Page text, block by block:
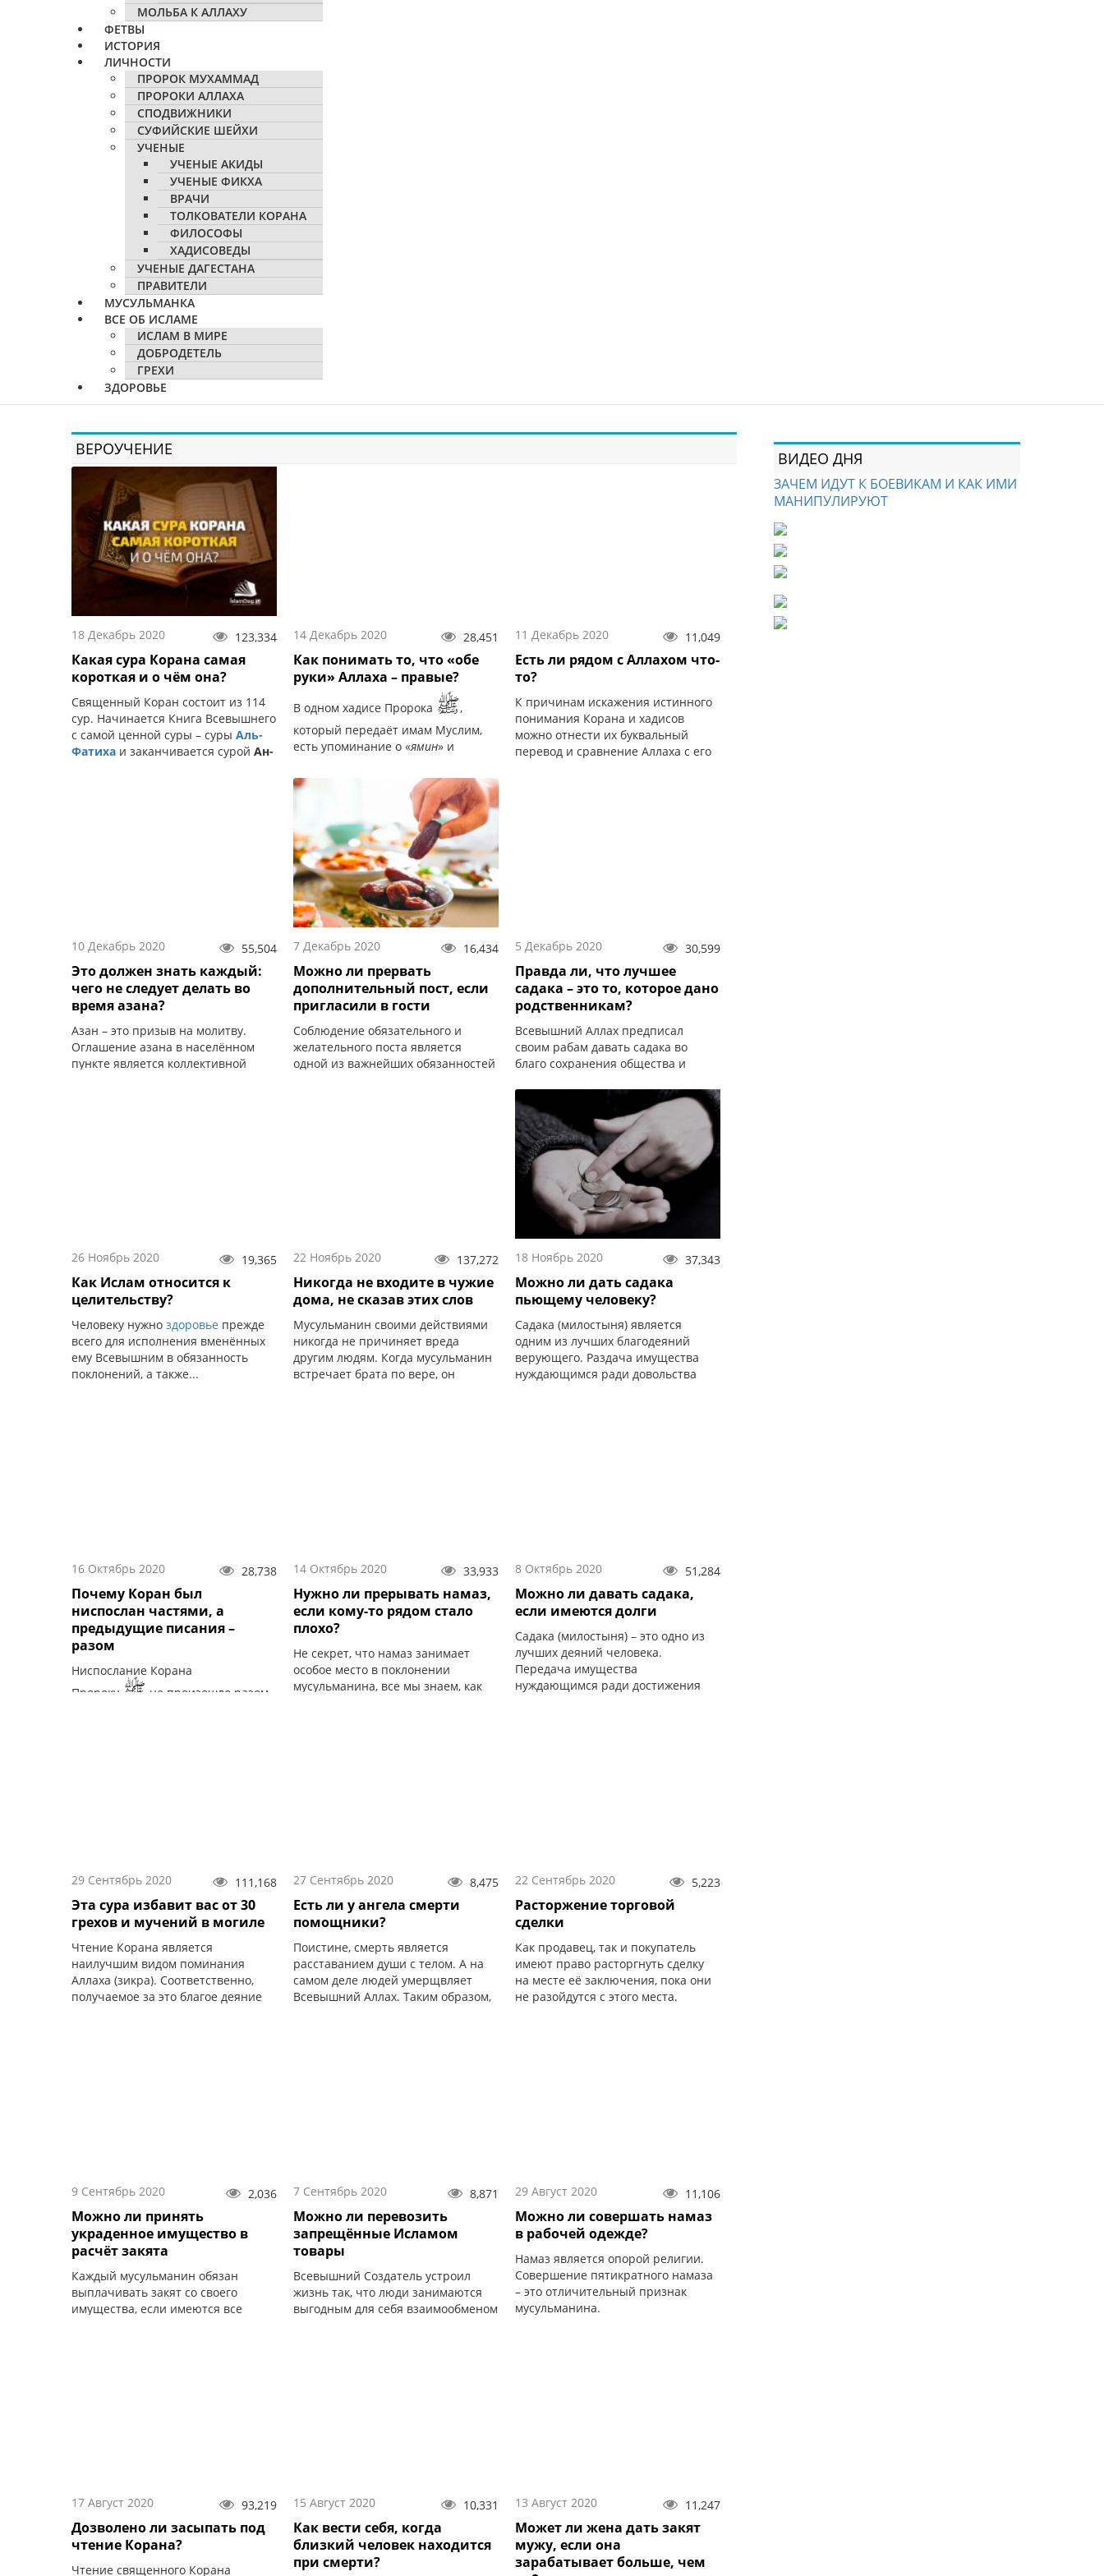
МОЛЬБА К АЛЛАХУ
ФЕТВЫ
ИСТОРИЯ
ЛИЧНОСТИ
ПРОРОК МУХАММАД
ПРОРОКИ АЛЛАХА
СПОДВИЖНИКИ
СУФИЙСКИЕ ШЕЙХИ
УЧЕНЫЕ
УЧЕНЫЕ АКИДЫ
УЧЕНЫЕ ФИКХА
ВРАЧИ
ТОЛКОВАТЕЛИ КОРАНА
ФИЛОСОФЫ
ХАДИСОВЕДЫ
УЧЕНЫЕ ДАГЕСТАНА
ПРАВИТЕЛИ
МУСУЛЬМАНКА
ВСЕ ОБ ИСЛАМЕ
ИСЛАМ В МИРЕ
ДОБРОДЕТЕЛЬ
ГРЕХИ
ЗДОРОВЬЕ
ВЕРОУЧЕНИЕ
18 Декабрь 2020 123,334
Какая сура Корана самая
короткая и о чём она?
Священный Коран состоит из 114
сур. Начинается Книга Всевышнего
с самой ценной суры – суры Аль-
Фатиха и заканчивается сурой Ан-
14 Декабрь 2020 28,451
Как понимать то, что «обе
руки» Аллаха – правые?
В одном хадисе Пророка ﷺ,
который передаёт имам Муслим,
есть упоминание о «ямин» и
11 Декабрь 2020 11,049
Есть ли рядом с Аллахом что-
то?
К причинам искажения истинного
понимания Корана и хадисов
можно отнести их буквальный
перевод и сравнение Аллаха с его
10 Декабрь 2020 55,504
Это должен знать каждый:
чего не следует делать во
время азана?
Азан – это призыв на молитву.
Оглашение азана в населённом
пункте является коллективной
7 Декабрь 2020 16,434
Можно ли прервать
дополнительный пост, если
пригласили в гости
Соблюдение обязательного и
желательного поста является
одной из важнейших обязанностей
5 Декабрь 2020 30,599
Правда ли, что лучшее
садака – это то, которое дано
родственникам?
Всевышний Аллах предписал
своим рабам давать садака во
благо сохранения общества и
26 Ноябрь 2020 19,365
Как Ислам относится к
целительству?
Человеку нужно здоровье прежде
всего для исполнения вменённых
ему Всевышним в обязанность
поклонений, а также...
22 Ноябрь 2020 137,272
Никогда не входите в чужие
дома, не сказав этих слов
Мусульманин своими действиями
никогда не причиняет вреда
другим людям. Когда мусульманин
встречает брата по вере, он
18 Ноябрь 2020 37,343
Можно ли дать садака
пьющему человеку?
Садака (милостыня) является
одним из лучших благодеяний
верующего. Раздача имущества
нуждающимся ради довольства
16 Октябрь 2020 28,738
Почему Коран был
ниспослан частями, а
предыдущие писания –
разом
Ниспослание Корана
Пророку ﷺ не произошло разом,
14 Октябрь 2020 33,933
Нужно ли прерывать намаз,
если кому-то рядом стало
плохо?
Не секрет, что намаз занимает
особое место в поклонении
мусульманина, все мы знаем, как
8 Октябрь 2020 51,284
Можно ли давать садака,
если имеются долги
Садака (милостыня) – это одно из
лучших деяний человека.
Передача имущества
нуждающимся ради достижения
29 Сентябрь 2020 111,168
Эта сура избавит вас от 30
грехов и мучений в могиле
Чтение Корана является
наилучшим видом поминания
Аллаха (зикра). Соответственно,
получаемое за это благое деяние
27 Сентябрь 2020 8,475
Есть ли у ангела смерти
помощники?
Поистине, смерть является
расставанием души с телом. А на
самом деле людей умерщвляет
Всевышний Аллах. Таким образом,
22 Сентябрь 2020 5,223
Расторжение торговой
сделки
Как продавец, так и покупатель
имеют право расторгнуть сделку
на месте её заключения, пока они
не разойдутся с этого места.
9 Сентябрь 2020 2,036
Можно ли принять
украденное имущество в
расчёт закята
Каждый мусульманин обязан
выплачивать закят со своего
имущества, если имеются все
7 Сентябрь 2020 8,871
Можно ли перевозить
запрещённые Исламом
товары
Всевышний Создатель устроил
жизнь так, что люди занимаются
выгодным для себя взаимообменом
29 Август 2020 11,106
Можно ли совершать намаз
в рабочей одежде?
Намаз является опорой религии.
Совершение пятикратного намаза
– это отличительный признак
мусульманина.
17 Август 2020 93,219
Дозволено ли засыпать под
чтение Корана?
Чтение священного Корана
15 Август 2020 10,331
Как вести себя, когда
близкий человек находится
при смерти?
13 Август 2020 11,247
Может ли жена дать закят
мужу, если она
зарабатывает больше, чем
ВИДЕО ДНЯ
ЗАЧЕМ ИДУТ К БОЕВИКАМ И КАК ИМИ
МАНИПУЛИРУЮТ